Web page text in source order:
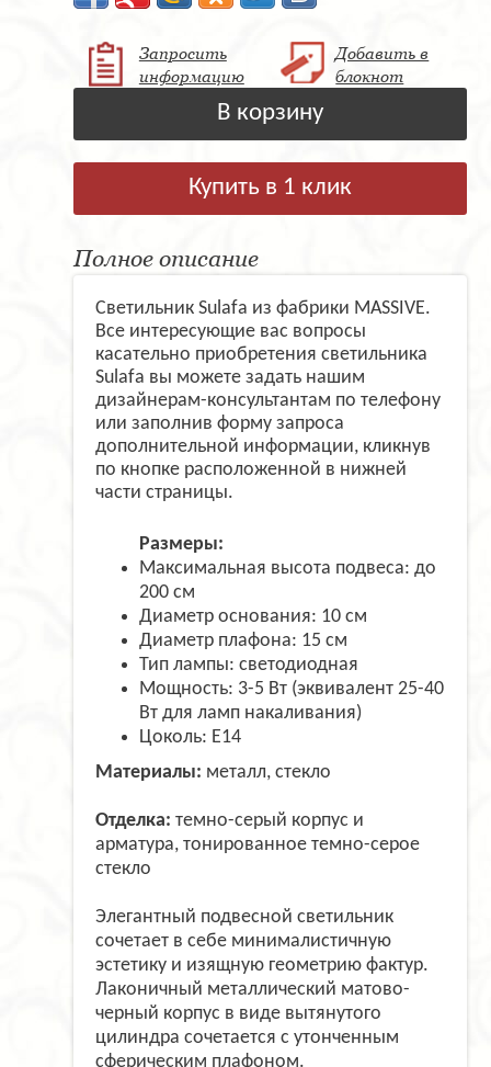
Запросить
информацию
Добавить в
блокнот
В корзину
Купить в 1 клик
Полное описание
Светильник Sulafa из фабрики MASSIVE.
Все интересующие вас вопросы
касательно приобретения светильника
Sulafa вы можете задать нашим
дизайнерам-консультантам по телефону
или заполнив форму запроса
дополнительной информации, кликнув
по кнопке расположенной в нижней
части страницы.
Размеры:
Максимальная высота подвеса: до
200 см
Диаметр основания: 10 см
Диаметр плафона: 15 см
Тип лампы: светодиодная
Мощность: 3-5 Вт (эквивалент 25-40
Вт для ламп накаливания)
Цоколь: Е14
Материалы: металл, стекло
Отделка: темно-серый корпус и
арматура, тонированное темно-серое
стекло
Элегантный подвесной светильник
сочетает в себе минималистичную
эстетику и изящную геометрию фактур.
Лаконичный металлический матово-
черный корпус в виде вытянутого
цилиндра сочетается с утонченным
сферическим плафоном.